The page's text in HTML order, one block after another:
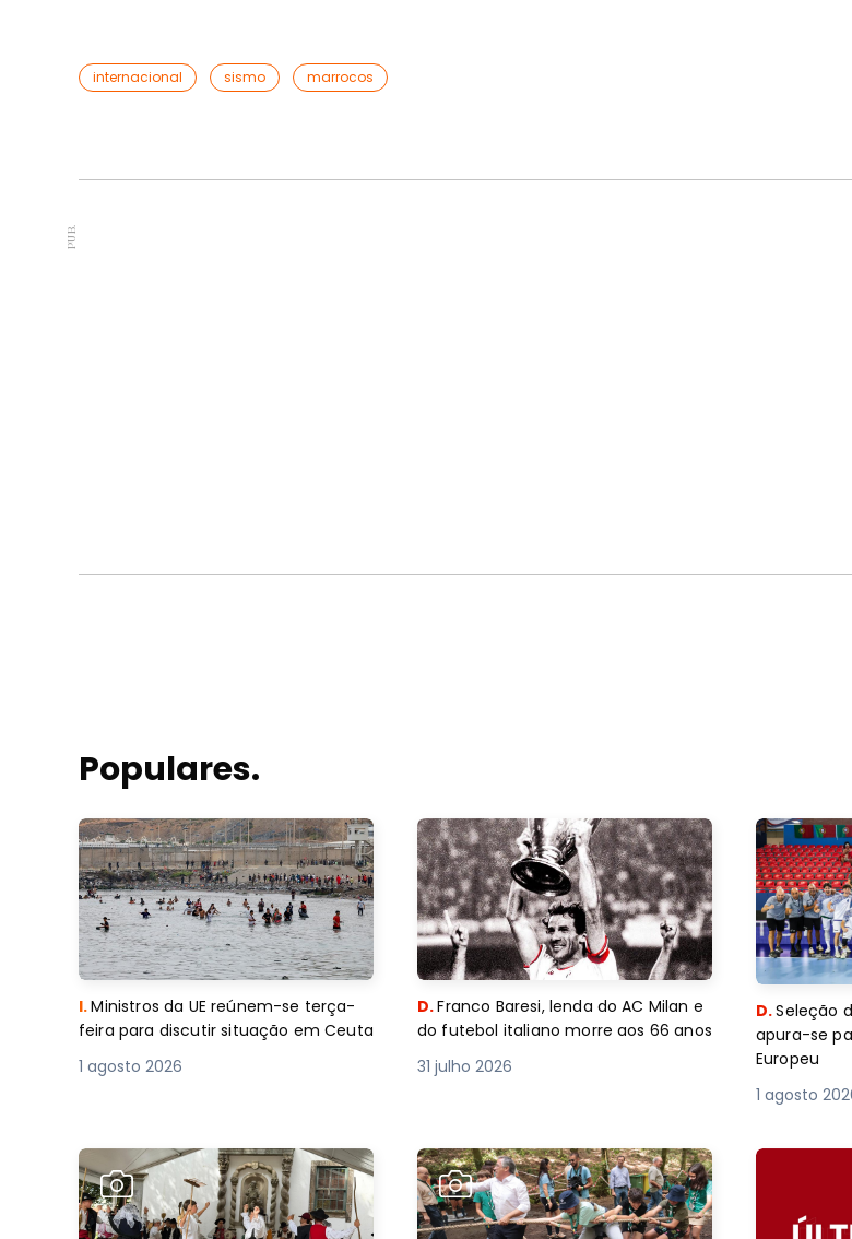
internacional sismo marrocos
PUB.
Populares.
I.Ministros da UE reúnem-se terça-
feira para discutir situação em Ceuta
1 agosto 2026
D.Franco Baresi, lenda do AC Milan e
do futebol italiano morre aos 66 anos
31 julho 2026
D.Seleção
apura-se
Europeu
1 agosto